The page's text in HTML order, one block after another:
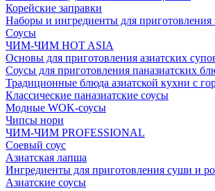
Корейские заправки
Наборы и ингредиенты для приготовления
Соусы
ЧИМ-ЧИМ HOT ASIA
Основы для приготовления азиатских
Соусы для приготовления паназиатских
Традиционные блюда азиатской кухни с
Классические паназиатские соусы
Модные WOK-соусы
Чипсы нори
ЧИМ-ЧИМ PROFESSIONAL
Соевый соус
Азиатская лапша
Ингредиенты для приготовления суши и
Азиатские соусы